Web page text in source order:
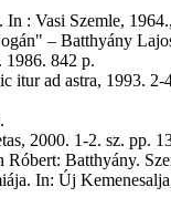
In : Vasi Szemle,
– Batthyány
1986. 842 p.
itur ad astra, 1993. 2-
2000. 1-2. sz. pp.
Batthyány.
In: Új